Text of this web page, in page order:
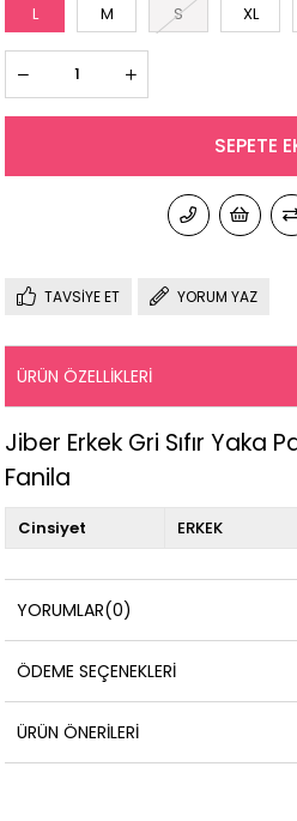
L M S XL
TAVSIYE ET YORUM YAZ
ÜRÜN ÖZELLIKLERI
Jiber Erkek Gri Sıfır Yaka
Fanila
Cinsiyet ERKEK
YORUMLAR(0)
ÖDEME SEÇENEKLERI
ÜRÜN ÖNERILERI